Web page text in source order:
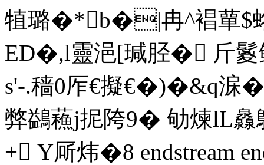
犆璐�*b�|冉^裮蕇$
ED�,l靈浥[ 瑊胫�  斤
s'-.穑0厏€擬€�)�&q淭�
弊鷁蘓j抳陓9� 劬煉lL
+ Y厛炜�8 endstream